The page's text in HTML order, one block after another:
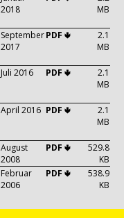
2018
MB
September
2017
PDF 🢃
2.1
MB
Juli 2016 PDF 🢃
2.1
MB
April 2016 PDF 🢃
2.1
MB
August
2008
PDF 🢃
529.8
KB
Februar
2006
PDF 🢃
538.9
KB